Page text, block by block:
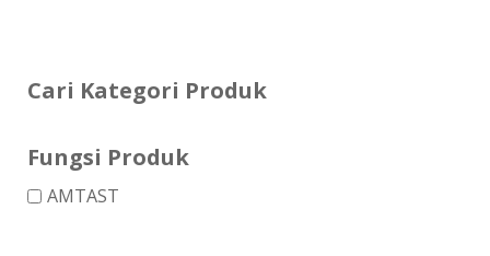
Cari Kategori Produk
Fungsi Produk
AMTAST